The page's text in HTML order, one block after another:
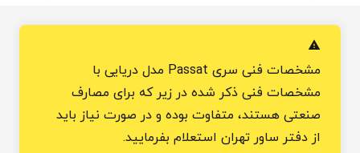
warning
مشخصات فنی سری Passat مدل دریایی با
مشخصات فنی ذکر شده در زیر که برای مصارف
صنعتی هستند، متفاوت بوده و در صورت نیاز باید
از دفتر ساور تهران استعلام بفرمایید.